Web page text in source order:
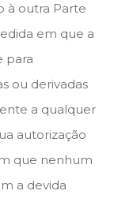
à outra Parte
em que a
para
ou derivadas
a qualquer
autorização
que nenhum
a devida